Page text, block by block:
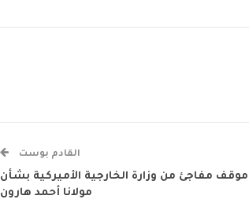
القادم بوست
موقف مفاجئ من وزارة الخارجية الأميركية بشأن
مولانا أحمد هارون